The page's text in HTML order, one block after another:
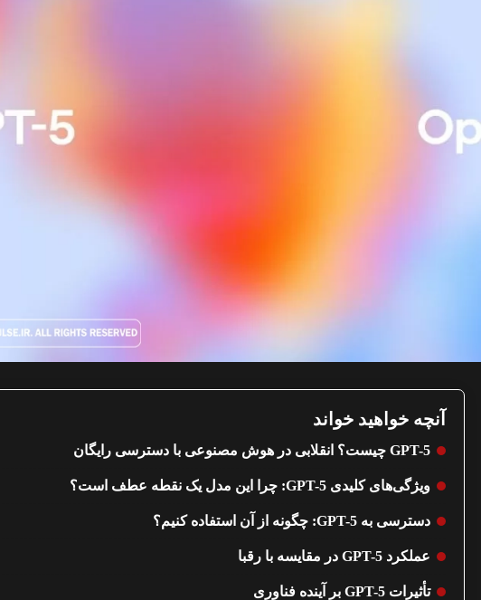
آنچه خواهید خواند
GPT-5 چیست؟ انقلابی در هوش مصنوعی با دسترسی رایگان
ویژگی‌های کلیدی GPT-5: چرا این مدل یک نقطه عطف است؟
دسترسی به GPT-5: چگونه از آن استفاده کنیم؟
عملکرد GPT-5 در مقایسه با رقبا
تأثیرات GPT-5 بر آینده فناوری